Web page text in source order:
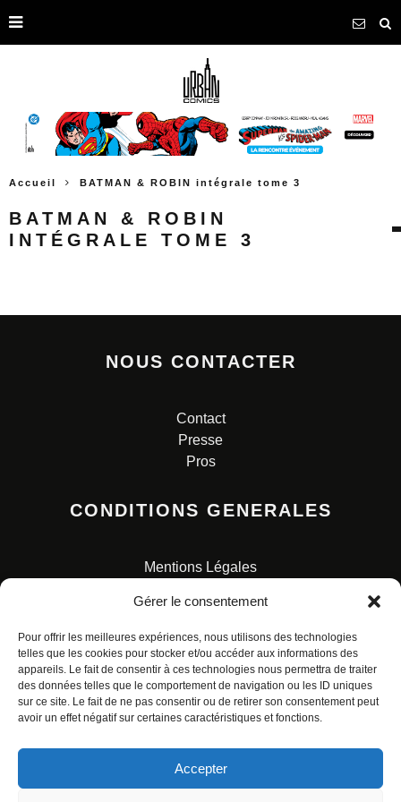
Gérer le consentement
Pour offrir les meilleures expériences, nous utilisons des technologies
telles que les cookies pour stocker et/ou accéder aux informations des
appareils. Le fait de consentir à ces technologies nous permettra de traiter
des données telles que le comportement de navigation ou les ID uniques
sur ce site. Le fait de ne pas consentir ou de retirer son consentement peut
avoir un effet négatif sur certaines caractéristiques et fonctions.
Accepter
Accueil BATMAN & ROBIN intégrale tome 3
BATMAN & ROBIN
INTÉGRALE TOME 3
NOUS CONTACTER
Contact
Presse
Pros
CONDITIONS GENERALES
Mentions Légales
Charte pour la protection des données personnelles
© ALL RIGHTS RESERVED. URBAN COMICS POUR LES